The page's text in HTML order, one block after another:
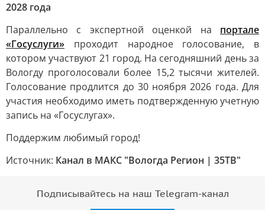
2028 года
Параллельно с экспертной оценкой на портале
«Госуслуги» проходит народное голосование, в
котором участвуют 21 город. На сегодняшний день за
Вологду проголосовали более 15,2 тысячи жителей.
Голосование продлится до 30 ноября 2026 года. Для
участия необходимо иметь подтвержденную учетную
запись на «Госуслугах».
Поддержим любимый город!
Источник: Канал в МАКС "Вологда Регион | 35ТВ"
Подписывайтесь на наш Telegram-канал